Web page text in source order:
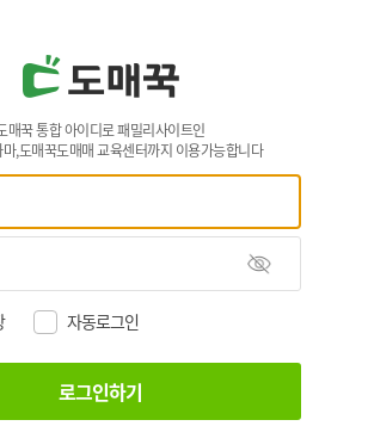
매꾹 통합 아이디로 패밀리사이트인
마,도매꾹도매매 교육센터까지 이용가능합니다
자동로그인